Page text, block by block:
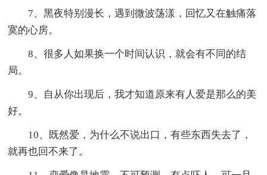
7、黑夜特别漫长，遇到微波荡漾，回忆又在触痛落
寞的心房。
8、很多人如果换一个时间认识，就会有不同的结
局。
9、自从你出现后，我才知道原来有人爱是那么的美
好。
10、既然爱，为什么不说出口，有些东西失去了，
就再也回不来了。